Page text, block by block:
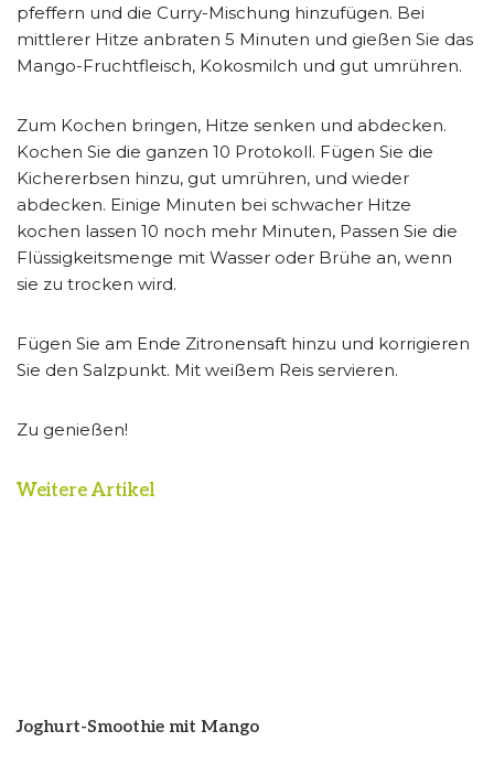
pfeffern und die Curry-Mischung hinzufügen. Bei
mittlerer Hitze anbraten 5 Minuten und gießen Sie das
Mango-Fruchtfleisch, Kokosmilch und gut umrühren.
Zum Kochen bringen, Hitze senken und abdecken.
Kochen Sie die ganzen 10 Protokoll. Fügen Sie die
Kichererbsen hinzu, gut umrühren, und wieder
abdecken. Einige Minuten bei schwacher Hitze
kochen lassen 10 noch mehr Minuten, Passen Sie die
Flüssigkeitsmenge mit Wasser oder Brühe an, wenn
sie zu trocken wird.
Fügen Sie am Ende Zitronensaft hinzu und korrigieren
Sie den Salzpunkt. Mit weißem Reis servieren.
Zu genießen!
Weitere Artikel
Joghurt-Smoothie mit Mango